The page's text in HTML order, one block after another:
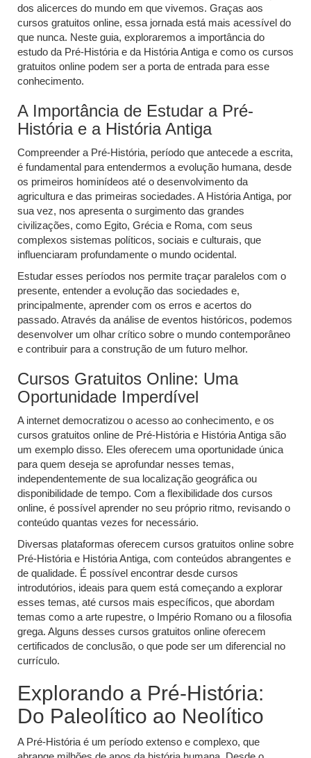
dos alicerces do mundo em que vivemos. Graças aos
cursos gratuitos online, essa jornada está mais acessível do
que nunca. Neste guia, exploraremos a importância do
estudo da Pré-História e da História Antiga e como os cursos
gratuitos online podem ser a porta de entrada para esse
conhecimento.
A Importância de Estudar a Pré-
História e a História Antiga
Compreender a Pré-História, período que antecede a escrita,
é fundamental para entendermos a evolução humana, desde
os primeiros hominídeos até o desenvolvimento da
agricultura e das primeiras sociedades. A História Antiga, por
sua vez, nos apresenta o surgimento das grandes
civilizações, como Egito, Grécia e Roma, com seus
complexos sistemas políticos, sociais e culturais, que
influenciaram profundamente o mundo ocidental.
Estudar esses períodos nos permite traçar paralelos com o
presente, entender a evolução das sociedades e,
principalmente, aprender com os erros e acertos do
passado. Através da análise de eventos históricos, podemos
desenvolver um olhar crítico sobre o mundo contemporâneo
e contribuir para a construção de um futuro melhor.
Cursos Gratuitos Online: Uma
Oportunidade Imperdível
A internet democratizou o acesso ao conhecimento, e os
cursos gratuitos online de Pré-História e História Antiga são
um exemplo disso. Eles oferecem uma oportunidade única
para quem deseja se aprofundar nesses temas,
independentemente de sua localização geográfica ou
disponibilidade de tempo. Com a flexibilidade dos cursos
online, é possível aprender no seu próprio ritmo, revisando o
conteúdo quantas vezes for necessário.
Diversas plataformas oferecem cursos gratuitos online sobre
Pré-História e História Antiga, com conteúdos abrangentes e
de qualidade. É possível encontrar desde cursos
introdutórios, ideais para quem está começando a explorar
esses temas, até cursos mais específicos, que abordam
temas como a arte rupestre, o Império Romano ou a filosofia
grega. Alguns desses cursos gratuitos online oferecem
certificados de conclusão, o que pode ser um diferencial no
currículo.
Explorando a Pré-História:
Do Paleolítico ao Neolítico
A Pré-História é um período extenso e complexo, que